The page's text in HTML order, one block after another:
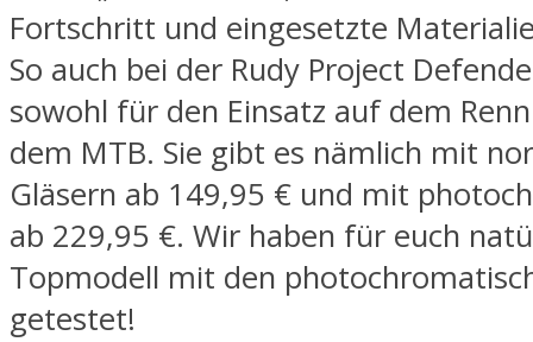
Fortschritt und eingesetzte
So auch bei der Rudy Project
sowohl für den Einsatz auf dem
dem MTB. Sie gibt es nämlich mit
Gläsern ab 149,95 € und mit
ab 229,95 €. Wir haben für euch
Topmodell mit den
getestet!